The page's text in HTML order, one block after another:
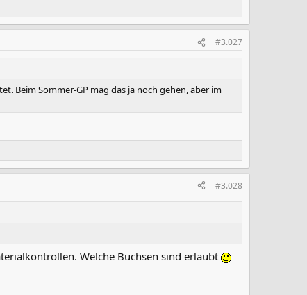
#3.027
Beim Sommer-GP mag das ja noch gehen, aber im
#3.028
Welche Buchsen sind erlaubt